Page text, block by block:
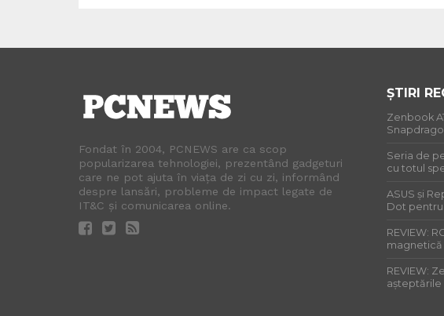
Fondat în 2004, PCNEWS are ca scop
popularizarea tehnologiei, prezentând gadgeturi
care ne pot ajuta în viața de zi cu zi, informând
despre lansări, probleme de impact legate de
IT&C și comunicarea online.
ȘTIRI
Zenbook
Seria de
cu totul
ASUS și
Dot pentru
REVIEW:
magnetică
REVIEW:
așteptările